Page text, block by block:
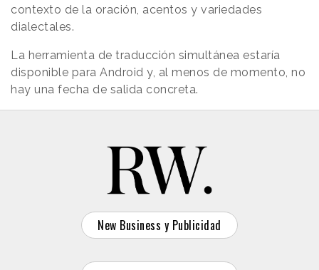
contexto de la oración, acentos y variedades
dialectales.
La herramienta de traducción simultánea estaría
disponible para Android y, al menos de momento, no
hay una fecha de salida concreta.
New Business y Publicidad